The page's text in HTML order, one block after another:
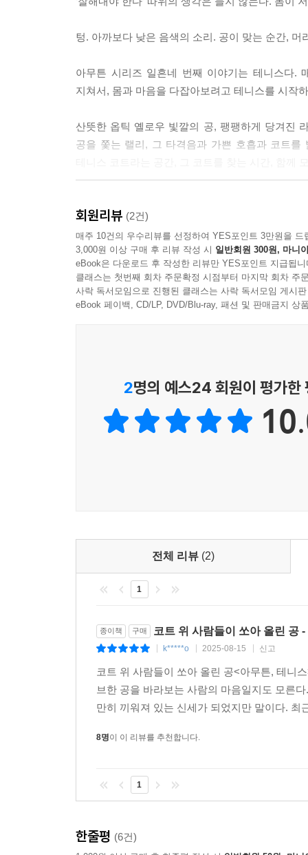
--- p.112
그동안 다양한 코트를 경험해왔다. 나는 맞은편
절실히 필요했던, 열두 살의 나에게 알려주고 싶
--- p.148
처음부터 재밌다고 말한다면 거짓말이다. 기쁨이
아 그만두고 싶고, 한계에 부딪힌 것 같아 또 그만
텅. 아까보다 낮은 음색의 소리. 공이 맞는 순간,
아무튼 시리즈 일흔네 번째 이야기는 테니스다.
지쳐서, 몸과 마음을 다잡아보려고 테니스를 시작
산뜻한 옵틱 옐로우 빛깔의 공, 팽팽하게 당겨진
공을 쫓는 랠리, 그 타격음과 가쁜 호흡과 코트
타인의 소리, 내면의 다른 소리를 들을 수 있다.
아이의 아버지로서 그리고 순수히 테니스를 좋아
귀결되지만 집으로 돌아오는 길에 마음을 다잡는
팡- 팡- 치다 보면 떠오르는 인생의 장면들
“언제 어떻게든 공은 날아온다. 공이 라인 근처
생각보다 두껍다. 그리고 라인 위에서는 무슨
회원리뷰 (2건)
매주 10건의 우수리뷰를 선정하여 YES포인트 3만원을 드
3,000원 이상 구매 후 리뷰 작성 시 일반회원 300원, 마니
eBook은 다운로드 후 작성한 리뷰만 YES포인트 지급됩니
클래스는 첫번째 회차 주문확정 시점부터 마지막 회차 주
사락 독서모임으로 진행된 클래스는 사락 독서모임 게시
eBook 페이백, CD/LP, DVD/Blu-ray, 패션 및 판매금지 상
2명의 예스24 회원이 평가한
전체 리뷰 (2)
1
종이책 구매 코트 위 사람들이 쏘아 올린 공
k*****o 2025-08-15 신고
코트 위 사람들이 쏘아 올린 공<아무튼, 테니
브한 공을 바라보는 사람의 마음일지도 모른
만히 끼워져 있는 신세가 되었지만 말이다.
8명이 이 리뷰를 추천합니다.
1
한줄평 (6건)